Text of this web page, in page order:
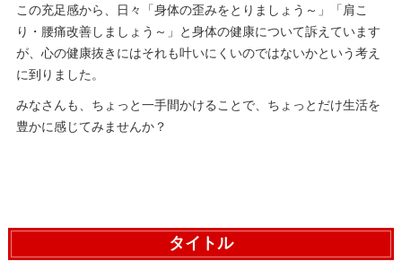
この充足感から、日々「身体の歪みをとりましょう～」「肩こ
り・腰痛改善しましょう～」と身体の健康について訴えています
が、心の健康抜きにはそれも叶いにくいのではないかという考え
に到りました。
みなさんも、ちょっと一手間かけることで、ちょっとだけ生活を
豊かに感じてみませんか？
タイトル